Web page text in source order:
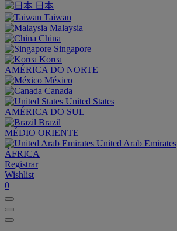
日本
Taiwan
Malaysia
China
Singapore
Korea
AMÉRICA DO NORTE
México
Canada
United States
AMÉRICA DO SUL
Brazil
MÉDIO ORIENTE
United Arab Emirates
ÁFRICA
Registrar
Wishlist
0